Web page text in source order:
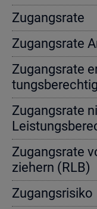
Zu­gangs­ra­te
Zu­gangs­ra­te
Zu­gangs­ra­te
Zu­gangs­ra­te
Zu­gangs­ra­te
zie­hern (RLB)
Zu­gangs­ri­si­ko